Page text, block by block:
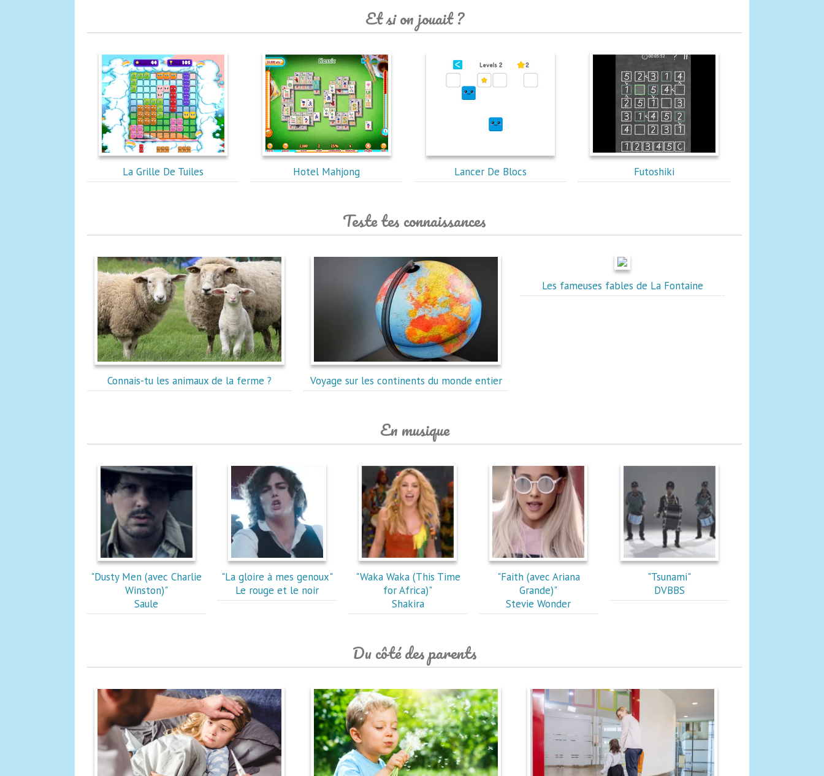
Et si on jouait ?
La Grille De Tuiles Hotel Mahjong Lancer De Blocs Futoshiki
Teste tes connaissances
Connais-tu les animaux de la ferme ? Voyage sur les continents du monde entier
Les fameuses fables de La Fontaine
En musique
"Dusty Men (avec Charlie
Winston)"
Saule
"La gloire à mes genoux"
Le rouge et le noir
"Waka Waka (This Time
for Africa)"
Shakira
"Faith (avec Ariana
Grande)"
Stevie Wonder
"Tsunami"
DVBBS
Du côté des parents